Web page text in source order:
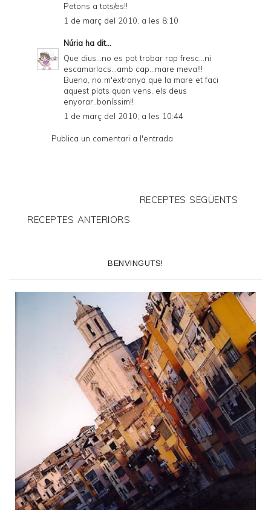
Petons a tots/es!!
1 de març del 2010, a les 8:10
Núria ha dit...
Que dius...no es pot trobar rap fresc...ni
escamarlacs...amb cap...mare meva!!!
Bueno, no m'extranya que la mare et faci
aquest plats quan vens, els deus
enyorar..boníssim!!
1 de març del 2010, a les 10:44
Publica un comentari a l'entrada
RECEPTES SEGÜENTS
RECEPTES ANTERIORS
BENVINGUTS!